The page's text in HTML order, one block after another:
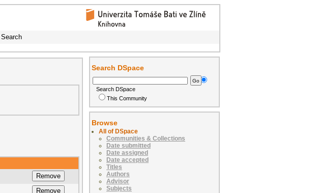
Search
Search DSpace
Search DSpace
This Community
Browse
All of DSpace
Communities & Collections
Date submitted
Date assigned
Date accepted
Titles
Authors
Advisor
Subjects